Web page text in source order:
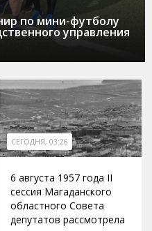
по мини-футболу
управления
СЕГОДНЯ, 03:26
6 августа 1957 года II
сессия Магаданского
областного Совета
депутатов рассмотрела